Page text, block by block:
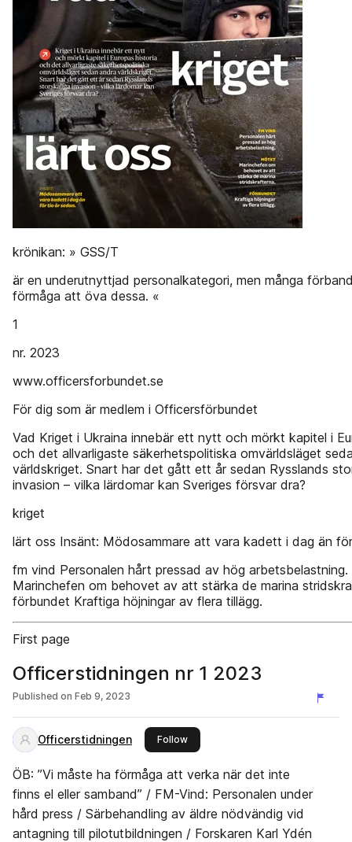
krönikan: » GSS/T
är en underutnyttjad personalkategori, men många
förmåga att öva dessa. «
1
nr. 2023
www.officersforbundet.se
För dig som är medlem i Officersförbundet
Vad Kriget i Ukraina innebär ett nytt och mörkt kapitel i
och det allvarligaste säkerhetspolitiska omvärldsläget
världskriget. Snart har det gått ett år sedan Rysslands
invasion – vilka lärdomar kan Sveriges försvar dra?
kriget
lärt oss Insänt: Mödosammare att vara kadett i dag än
fm vind Personalen hårt pressad av hög
Marinchefen om behovet av att stärka de marina
förbundet Kraftiga höjningar av flera tillägg.
First page
Officerstidningen nr 1 2023
Published on Feb 9, 2023
Officerstidningen Followthis publisher
ÖB: ”Vi måste ha förmåga att verka när det inte
finns el eller samband” / FM-Vind: Personalen under
hård press / Särbehandling av äldre nödvändig vid
antagning till pilotutbildningen / Forskaren Karl Ydén